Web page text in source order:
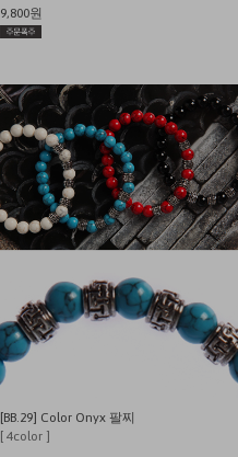
9,800원
[BB.29] Color Onyx 팔찌
[ 4color ]